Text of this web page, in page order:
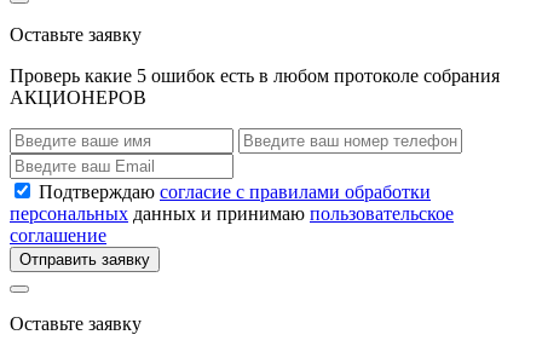
Оставьте заявку
Проверь какие 5 ошибок есть в любом протоколе собрания
АКЦИОНЕРОВ
Подтверждаю согласие с правилами обработки
персональных данных и принимаю пользовательское
соглашение
Отправить заявку
Оставьте заявку